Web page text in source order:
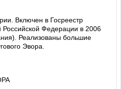
Включен в Госреестр
Российской Федерации в 2006
Реализованы большие
Эвора.